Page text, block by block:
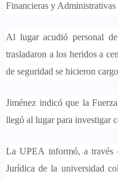
Financieras y
Al lugar acudió personal
trasladaron a los heridos a
de seguridad se hicieron
Jiménez indicó que la
llegó al lugar para investigar
La UPEA informó, a través
Jurídica de la universidad